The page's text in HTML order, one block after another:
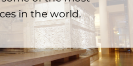
in the world.